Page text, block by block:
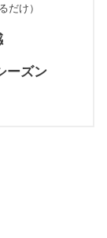
だけ）
ーズン